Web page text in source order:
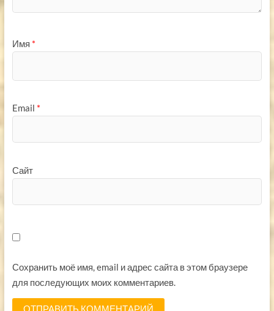
Имя *
Email *
Сайт
Сохранить моё имя, email и адрес сайта в этом браузере
для последующих моих комментариев.